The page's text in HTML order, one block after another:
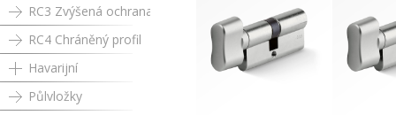
RC3 Zvýšená ochrana
RC4 Chráněný profil
Havarijní
Půlvložky